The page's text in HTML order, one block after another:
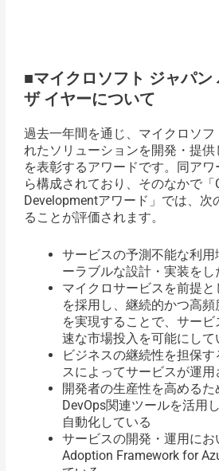
■マイクロソフト ジャパン
ザ イヤーについて
過去一年間を通じ、マイクロソ
れたソリューションを開発・提
を表彰するアワードです。同ア
ら構成されており、そのなかで「
Developmentアワード」では、次
ることが評価されます。
サービスの予測不能な利
ーラブルな設計・実装をし
マイクロサービスを前提
を採用し、継続的かつ高
を実現することで、サー
速な市場投入を可能にして
ビジネスの継続性を担保
スによってサービスが運用
開発者の生産性を高めるた
DevOps関連ツールを活用
自動化している
サービスの開発・運用に
Adoption Framework for